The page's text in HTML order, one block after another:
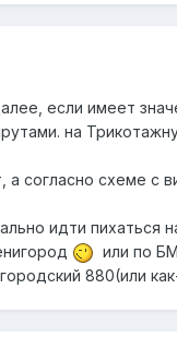
если имеет
на
а согласно схеме с
идти пихаться
или по
880(или